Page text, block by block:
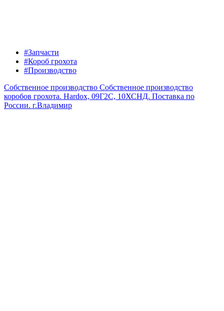
#Запчасти
#Короб грохота
#Производство
Собственное производство Собственное производство
коробов грохота. Hardox, 09Г2С, 10ХСНД. Поставка по
России. г.Владимир